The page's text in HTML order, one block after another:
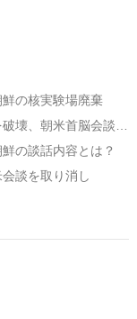
の核実験場廃棄
の談話内容とは？
談を取り消し